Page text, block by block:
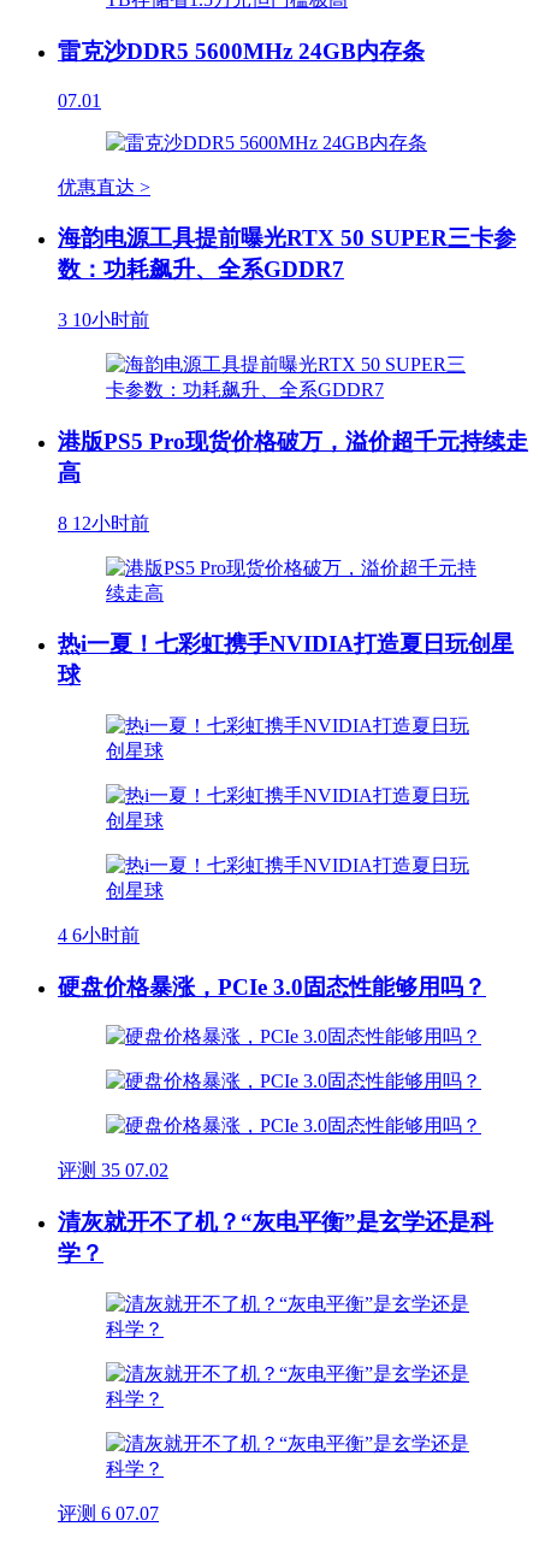
雷克沙DDR5 5600MHz 24GB内存条
07.01
优惠直达 >
海韵电源工具提前曝光RTX 50 SUPER三卡参
数：功耗飙升、全系GDDR7
3 10小时前
港版PS5 Pro现货价格破万，溢价超千元持续走
高
8 12小时前
热i一夏！七彩虹携手NVIDIA打造夏日玩创星
球
4 6小时前
硬盘价格暴涨，PCIe 3.0固态性能够用吗？
评测 35 07.02
清灰就开不了机？“灰电平衡”是玄学还是科
学？
评测 6 07.07